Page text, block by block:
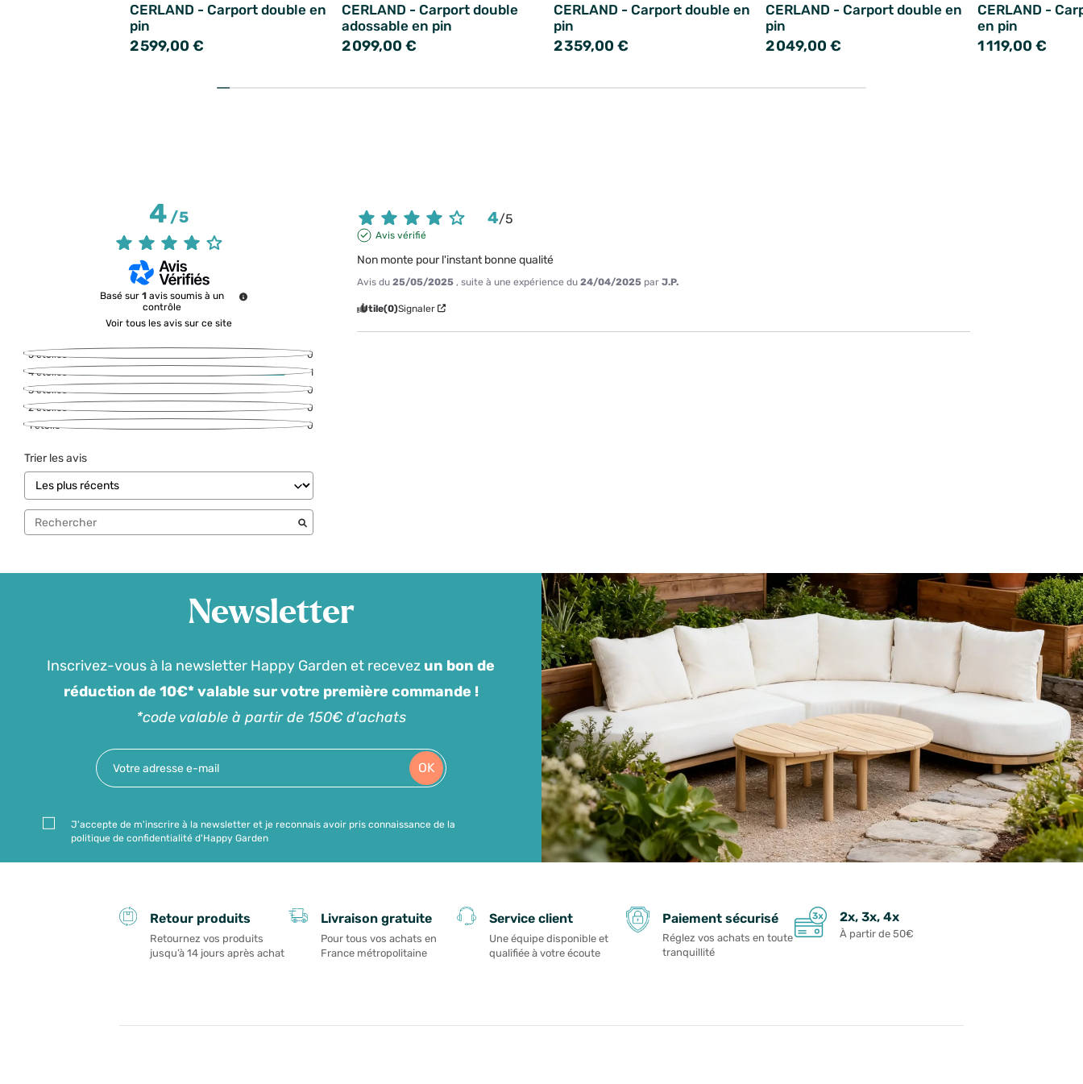
CERLAND - Carport double en
pin
2 599,00 €
CERLAND - Carport double
adossable en pin
2 099,00 €
CERLAND - Carport double en
pin
2 359,00 €
CERLAND - Carport double en
pin
2 049,00 €
CERLAND -
en pin
1 119,00 €
4/5
Basé sur 1 avis soumis à un
contrôle
Voir tous les avis sur ce site
5étoiles
0
4étoiles
1
3étoiles
0
2étoiles
0
1étoile 0
Trier les avis
4/5
Avis vérifié
Non monte pour l'instant bonne qualité
Avis du25/05/2025 , suite à une expérience du24/04/2025 parJ.P.
Utile(0)Signaler
Newsletter
Inscrivez-vous à la newsletter Happy Garden et recevez un bon de
réduction de 10€* valable sur votre première commande !
*code valable à partir de 150€ d'achats
OK
J'accepte de m'inscrire à la newsletter et je reconnais avoir pris connaissance de la
politique de confidentialité d'Happy Garden
Retour produits
Retournez vos produits
jusqu’à 14 jours après achat
Livraison gratuite
Pour tous vos achats en
France métropolitaine
Service client
Une équipe disponible et
qualifiée à votre écoute
Paiement sécurisé
Réglez vos achats en toute
tranquillité
2x, 3x, 4x
À partir de 50€